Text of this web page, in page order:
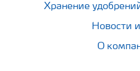
Хранение
Новости
О